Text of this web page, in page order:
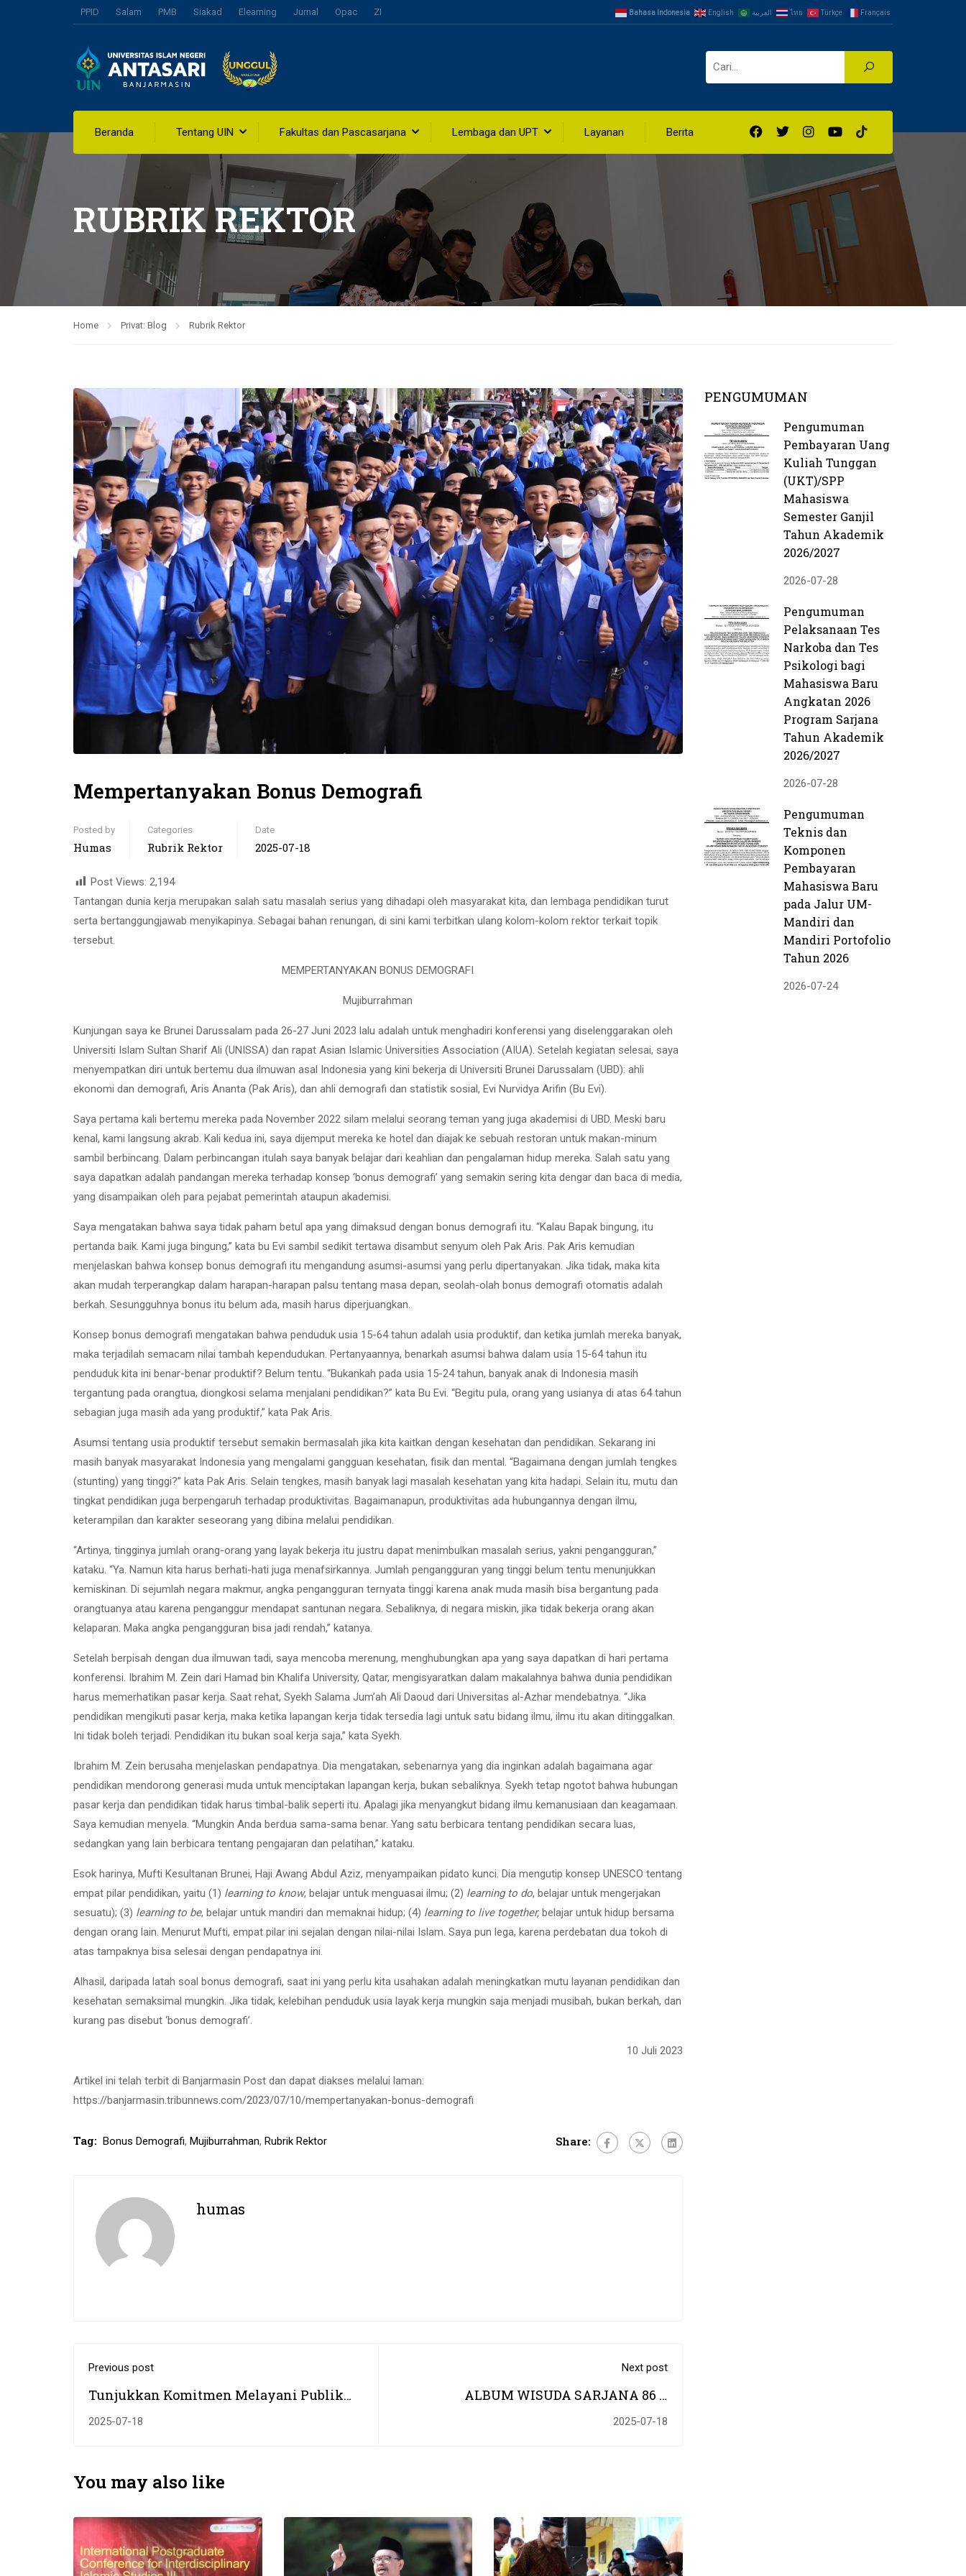
PPID Salam PMB Siakad Elearning Jurnal Opac ZI Bahasa Indonesia English العربية ไทย Türkçe Français
Beranda Tentang UIN Fakultas dan Pascasarjana Lembaga dan UPT Layanan Berita
RUBRIK REKTOR
Home Privat: Blog Rubrik Rektor
Mempertanyakan Bonus Demografi
Posted by
Humas
Categories
Rubrik Rektor
Date
2025-07-18
Post Views: 2,194
Tantangan dunia kerja merupakan salah satu masalah serius yang dihadapi oleh masyarakat kita, dan lembaga pendidikan turut
serta bertanggungjawab menyikapinya. Sebagai bahan renungan, di sini kami terbitkan ulang kolom-kolom rektor terkait topik
tersebut.
MEMPERTANYAKAN BONUS DEMOGRAFI
Mujiburrahman
Kunjungan saya ke Brunei Darussalam pada 26-27 Juni 2023 lalu adalah untuk menghadiri konferensi yang diselenggarakan oleh
Universiti Islam Sultan Sharif Ali (UNISSA) dan rapat Asian Islamic Universities Association (AIUA). Setelah kegiatan selesai, saya
menyempatkan diri untuk bertemu dua ilmuwan asal Indonesia yang kini bekerja di Universiti Brunei Darussalam (UBD): ahli
ekonomi dan demografi, Aris Ananta (Pak Aris), dan ahli demografi dan statistik sosial, Evi Nurvidya Arifin (Bu Evi).
Saya pertama kali bertemu mereka pada November 2022 silam melalui seorang teman yang juga akademisi di UBD. Meski baru
kenal, kami langsung akrab. Kali kedua ini, saya dijemput mereka ke hotel dan diajak ke sebuah restoran untuk makan-minum
sambil berbincang. Dalam perbincangan itulah saya banyak belajar dari keahlian dan pengalaman hidup mereka. Salah satu yang
saya dapatkan adalah pandangan mereka terhadap konsep ‘bonus demografi’ yang semakin sering kita dengar dan baca di media,
yang disampaikan oleh para pejabat pemerintah ataupun akademisi.
Saya mengatakan bahwa saya tidak paham betul apa yang dimaksud dengan bonus demografi itu. “Kalau Bapak bingung, itu
pertanda baik. Kami juga bingung,” kata bu Evi sambil sedikit tertawa disambut senyum oleh Pak Aris. Pak Aris kemudian
menjelaskan bahwa konsep bonus demografi itu mengandung asumsi-asumsi yang perlu dipertanyakan. Jika tidak, maka kita
akan mudah terperangkap dalam harapan-harapan palsu tentang masa depan, seolah-olah bonus demografi otomatis adalah
berkah. Sesungguhnya bonus itu belum ada, masih harus diperjuangkan.
Konsep bonus demografi mengatakan bahwa penduduk usia 15-64 tahun adalah usia produktif, dan ketika jumlah mereka banyak,
maka terjadilah semacam nilai tambah kependudukan. Pertanyaannya, benarkah asumsi bahwa dalam usia 15-64 tahun itu
penduduk kita ini benar-benar produktif? Belum tentu. “Bukankah pada usia 15-24 tahun, banyak anak di Indonesia masih
tergantung pada orangtua, diongkosi selama menjalani pendidikan?” kata Bu Evi. “Begitu pula, orang yang usianya di atas 64 tahun
sebagian juga masih ada yang produktif,” kata Pak Aris.
Asumsi tentang usia produktif tersebut semakin bermasalah jika kita kaitkan dengan kesehatan dan pendidikan. Sekarang ini
masih banyak masyarakat Indonesia yang mengalami gangguan kesehatan, fisik dan mental. “Bagaimana dengan jumlah tengkes
(stunting) yang tinggi?” kata Pak Aris. Selain tengkes, masih banyak lagi masalah kesehatan yang kita hadapi. Selain itu, mutu dan
tingkat pendidikan juga berpengaruh terhadap produktivitas. Bagaimanapun, produktivitas ada hubungannya dengan ilmu,
keterampilan dan karakter seseorang yang dibina melalui pendidikan.
“Artinya, tingginya jumlah orang-orang yang layak bekerja itu justru dapat menimbulkan masalah serius, yakni pengangguran,”
kataku. “Ya. Namun kita harus berhati-hati juga menafsirkannya. Jumlah pengangguran yang tinggi belum tentu menunjukkan
kemiskinan. Di sejumlah negara makmur, angka pengangguran ternyata tinggi karena anak muda masih bisa bergantung pada
orangtuanya atau karena penganggur mendapat santunan negara. Sebaliknya, di negara miskin, jika tidak bekerja orang akan
kelaparan. Maka angka pengangguran bisa jadi rendah,” katanya.
Setelah berpisah dengan dua ilmuwan tadi, saya mencoba merenung, menghubungkan apa yang saya dapatkan di hari pertama
konferensi. Ibrahim M. Zein dari Hamad bin Khalifa University, Qatar, mengisyaratkan dalam makalahnya bahwa dunia pendidikan
harus memerhatikan pasar kerja. Saat rehat, Syekh Salama Jum’ah Ali Daoud dari Universitas al-Azhar mendebatnya. “Jika
pendidikan mengikuti pasar kerja, maka ketika lapangan kerja tidak tersedia lagi untuk satu bidang ilmu, ilmu itu akan ditinggalkan.
Ini tidak boleh terjadi. Pendidikan itu bukan soal kerja saja,” kata Syekh.
Ibrahim M. Zein berusaha menjelaskan pendapatnya. Dia mengatakan, sebenarnya yang dia inginkan adalah bagaimana agar
pendidikan mendorong generasi muda untuk menciptakan lapangan kerja, bukan sebaliknya. Syekh tetap ngotot bahwa hubungan
pasar kerja dan pendidikan tidak harus timbal-balik seperti itu. Apalagi jika menyangkut bidang ilmu kemanusiaan dan keagamaan.
Saya kemudian menyela. “Mungkin Anda berdua sama-sama benar. Yang satu berbicara tentang pendidikan secara luas,
sedangkan yang lain berbicara tentang pengajaran dan pelatihan,” kataku.
Esok harinya, Mufti Kesultanan Brunei, Haji Awang Abdul Aziz, menyampaikan pidato kunci. Dia mengutip konsep UNESCO tentang
empat pilar pendidikan, yaitu (1) learning to know, belajar untuk menguasai ilmu; (2) learning to do, belajar untuk mengerjakan
sesuatu); (3) learning to be, belajar untuk mandiri dan memaknai hidup; (4) learning to live together, belajar untuk hidup bersama
dengan orang lain. Menurut Mufti, empat pilar ini sejalan dengan nilai-nilai Islam. Saya pun lega, karena perdebatan dua tokoh di
atas tampaknya bisa selesai dengan pendapatnya ini.
Alhasil, daripada latah soal bonus demografi, saat ini yang perlu kita usahakan adalah meningkatkan mutu layanan pendidikan dan
kesehatan semaksimal mungkin. Jika tidak, kelebihan penduduk usia layak kerja mungkin saja menjadi musibah, bukan berkah, dan
kurang pas disebut ‘bonus demografi’.
10 Juli 2023
Artikel ini telah terbit di Banjarmasin Post dan dapat diakses melalui laman:
https://banjarmasin.tribunnews.com/2023/07/10/mempertanyakan-bonus-demografi
Tag: Bonus Demografi, Mujiburrahman, Rubrik Rektor Share:
humas
Previous post
Tunjukkan Komitmen Melayani Publik
Secara Bersih dan Berintegritas, UIN
2025-07-18
Next post
ALBUM WISUDA SARJANA 86 &
PASCASARJANA 56 UIN ANTASARI
2025-07-18
You may also like
PENGUMUMAN
Pengumuman
Pembayaran Uang
Kuliah Tunggan
(UKT)/SPP
Mahasiswa
Semester Ganjil
Tahun Akademik
2026/2027
2026-07-28
Pengumuman
Pelaksanaan Tes
Narkoba dan Tes
Psikologi bagi
Mahasiswa Baru
Angkatan 2026
Program Sarjana
Tahun Akademik
2026/2027
2026-07-28
Pengumuman
Teknis dan
Komponen
Pembayaran
Mahasiswa Baru
pada Jalur UM-
Mandiri dan
Mandiri Portofolio
Tahun 2026
2026-07-24